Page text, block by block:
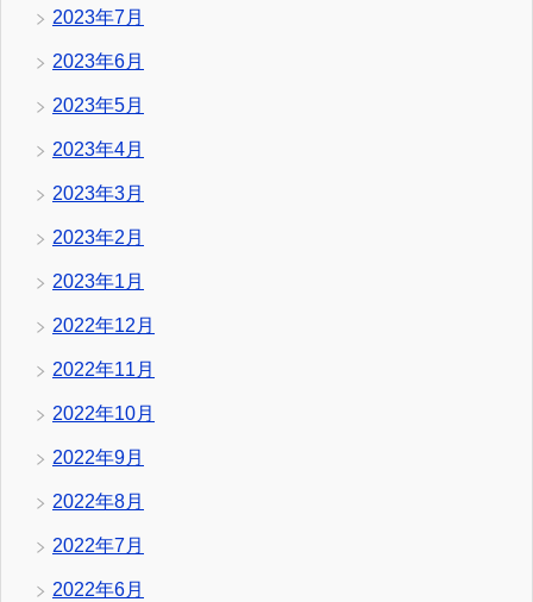
2023年7月
2023年6月
2023年5月
2023年4月
2023年3月
2023年2月
2023年1月
2022年12月
2022年11月
2022年10月
2022年9月
2022年8月
2022年7月
2022年6月